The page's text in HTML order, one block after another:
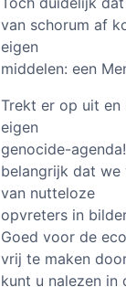
van schorum af
eigen
middelen: een
Trekt er op uit en
eigen
genocide-
belangrijk dat
van nutteloze
opvreters in
Goed voor de
vrij te maken
kunt u nalezen in